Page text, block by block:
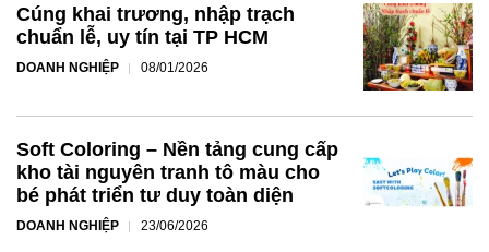
Cúng khai trương, nhập trạch
chuẩn lễ, uy tín tại TP HCM
DOANH NGHIỆP 08/01/2026
Soft Coloring – Nền tảng cung cấp
kho tài nguyên tranh tô màu cho
bé phát triển tư duy toàn diện
DOANH NGHIỆP 23/06/2026